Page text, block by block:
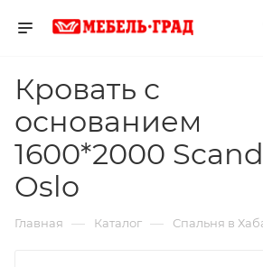
Кровать с
основанием
1600*2000
Oslo
Главная — Каталог — Спальня в